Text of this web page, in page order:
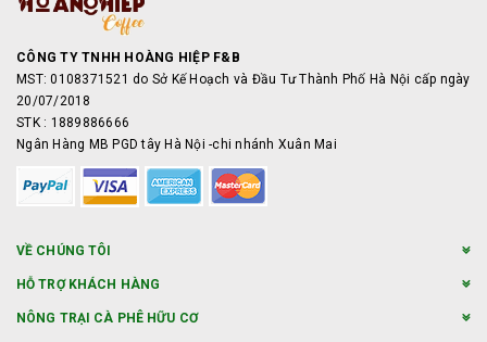
CÔNG TY TNHH HOÀNG HIỆP F&B
MST: 0108371521 do Sở Kế Hoạch và Đầu Tư Thành Phố Hà Nội cấp ngày
20/07/2018
STK : 1889886666
Ngân Hàng MB PGD tây Hà Nội -chi nhánh Xuân Mai
VỀ CHÚNG TÔI
HỖ TRỢ KHÁCH HÀNG
NÔNG TRẠI CÀ PHÊ HỮU CƠ